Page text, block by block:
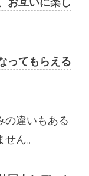
お互いに楽し
ってもらえる
の違いもある
ん。